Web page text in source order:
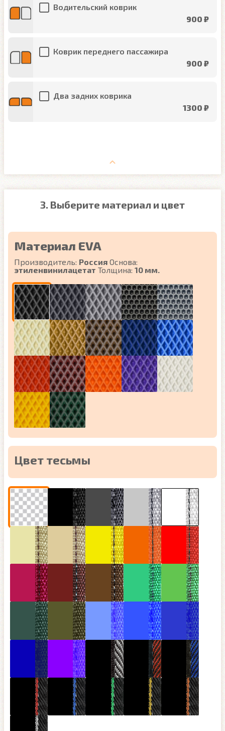
Водительский коврик
900 ₽
Коврик переднего пассажира
900 ₽
Два задних коврика
1300 ₽
3. Выберите материал и цвет
Материал EVA
Производитель: Россия Основа:
этиленвинилацетат Толщина: 10 мм.
Цвет тесьмы